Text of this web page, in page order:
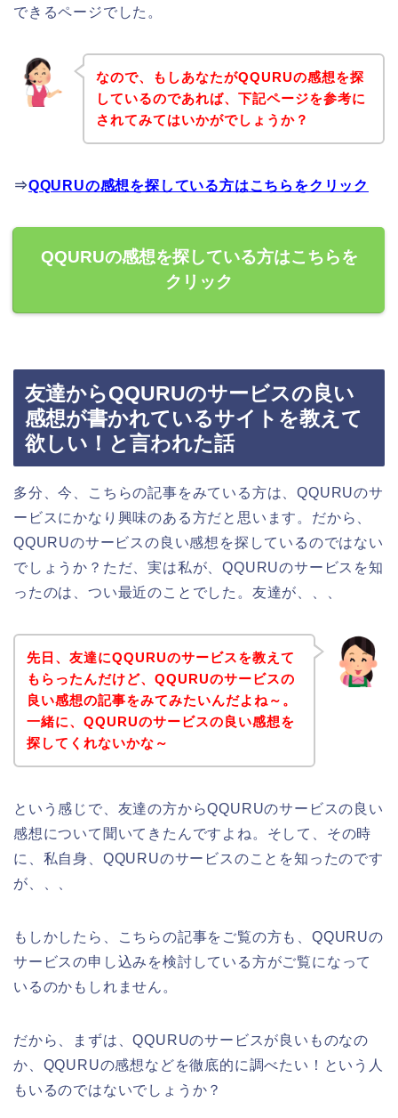
できるページでした。
なので、もしあなたがQQURUの感想を探
しているのであれば、下記ページを参考に
されてみてはいかがでしょうか？
⇒QQURUの感想を探している方はこちらをクリック
QQURUの感想を探している方はこちらを
クリック
友達からQQURUのサービスの良い
感想が書かれているサイトを教えて
欲しい！と言われた話
多分、今、こちらの記事をみている方は、QQURUのサ
ービスにかなり興味のある方だと思います。だから、
QQURUのサービスの良い感想を探しているのではない
でしょうか？ただ、実は私が、QQURUのサービスを知
ったのは、つい最近のことでした。友達が、、、
先日、友達にQQURUのサービスを教えて
もらったんだけど、QQURUのサービスの
良い感想の記事をみてみたいんだよね～。
一緒に、QQURUのサービスの良い感想を
探してくれないかな～
という感じで、友達の方からQQURUのサービスの良い
感想について聞いてきたんですよね。そして、その時
に、私自身、QQURUのサービスのことを知ったのです
が、、、
もしかしたら、こちらの記事をご覧の方も、QQURUの
サービスの申し込みを検討している方がご覧になって
いるのかもしれません。
だから、まずは、QQURUのサービスが良いものなの
か、QQURUの感想などを徹底的に調べたい！という人
もいるのではないでしょうか？